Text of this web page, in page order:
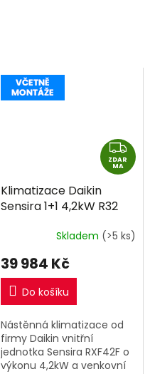
Z
D
A
ZDAR
MA
Klimatizace Daikin
Sensira 1+1 4,2kW R32
Skladem (>5 ks)
39 984 Kč
Do košíku
Nástěnná klimatizace od
firmy Daikin vnitřní
jednotka Sensira RXF42F o
výkonu 4,2kW a venkovní